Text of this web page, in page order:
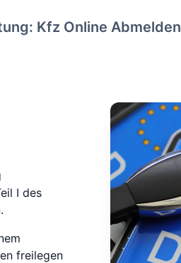
Kfz Online Abmelden
I des
freilegen